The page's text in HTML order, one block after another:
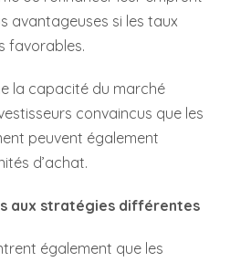
avantageuses si les taux
favorables.
la capacité du marché
convaincus que les
peuvent également
d’achat.
aux stratégies différentes
également que les